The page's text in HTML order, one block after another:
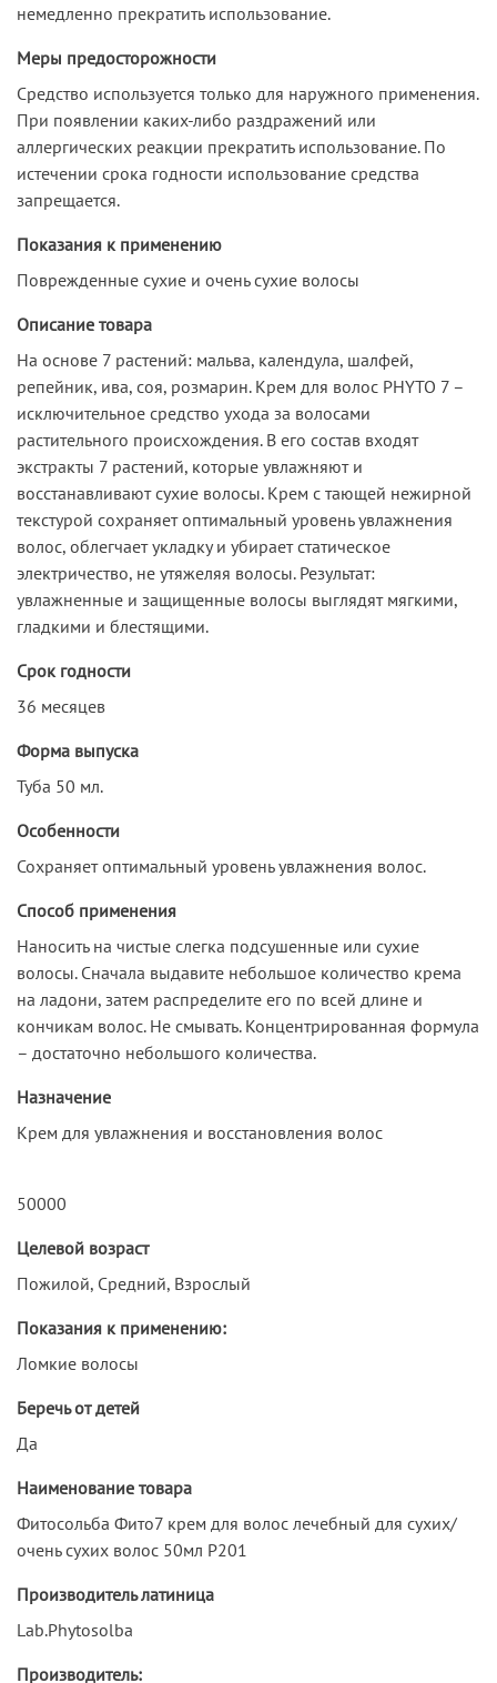
немедленно прекратить использование.
Меры предосторожности
Средство используется только для наружного применения.
При появлении каких-либо раздражений или
аллергических реакции прекратить использование. По
истечении срока годности использование средства
запрещается.
Показания к применению
Поврежденные сухие и очень сухие волосы
Описание товара
На основе 7 растений: мальва, календула, шалфей,
репейник, ива, соя, розмарин. Крем для волос PHYTO 7 –
исключительное средство ухода за волосами
растительного происхождения. В его состав входят
экстракты 7 растений, которые увлажняют и
восстанавливают сухие волосы. Крем с тающей нежирной
текстурой сохраняет оптимальный уровень увлажнения
волос, облегчает укладку и убирает статическое
электричество, не утяжеляя волосы. Результат:
увлажненные и защищенные волосы выглядят мягкими,
гладкими и блестящими.
Срок годности
36 месяцев
Форма выпуска
Туба 50 мл.
Особенности
Сохраняет оптимальный уровень увлажнения волос.
Способ применения
Наносить на чистые слегка подсушенные или сухие
волосы. Сначала выдавите небольшое количество крема
на ладони, затем распределите его по всей длине и
кончикам волос. Не смывать. Концентрированная формула
– достаточно небольшого количества.
Назначение
Крем для увлажнения и восстановления волос
50000
Целевой возраст
Пожилой, Средний, Взрослый
Показания к применению:
Ломкие волосы
Беречь от детей
Да
Наименование товара
Фитосольба Фито7 крем для волос лечебный для сухих/
очень сухих волос 50мл P201
Производитель латиница
Lab.Phytosolba
Производитель: